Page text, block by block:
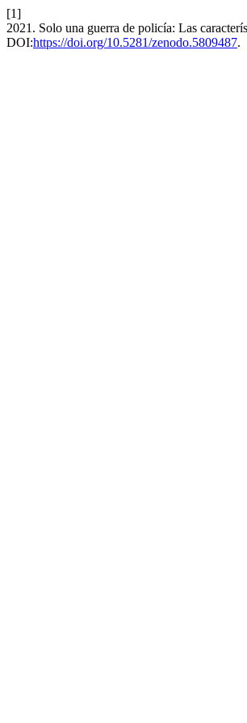
[1]
2021. Solo una guerra de policía: Las
DOI:https://doi.org/10.5281/zenodo.5809487.